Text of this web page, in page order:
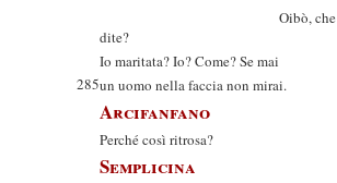
Oibò, che
dite?
Io maritata? Io? Come? Se mai
285un uomo nella faccia non mirai.
Arcifanfano
Perché così ritrosa?
Semplicina